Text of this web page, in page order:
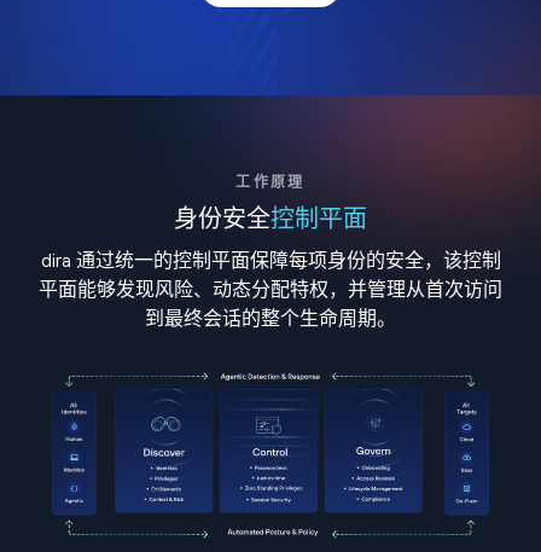
工作原理
身份安全控制平面
dira 通过统一的控制平面保障每项身份的安全，该控制
平面能够发现风险、动态分配特权，并管理从首次访问
到最终会话的整个生命周期。